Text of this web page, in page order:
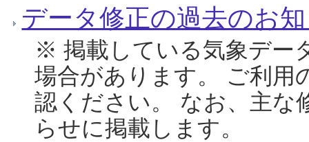
データ修正の過去のお
※ 掲載している気象デー
場合があります。 ご利用
認ください。 なお、主な
らせに掲載します。